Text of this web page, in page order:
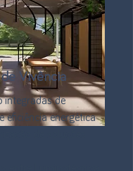
Vivência
integradas de
eficiência energética